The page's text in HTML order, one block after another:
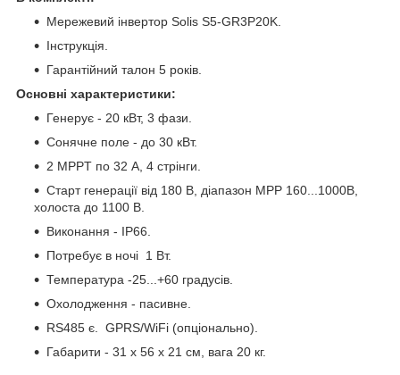
Мережевий інвертор Solis S5-GR3P20K.
Інструкція.
Гарантійний талон 5 років.
Основні характеристики:
Генерує - 20 кВт, 3 фази.
Сонячне поле - до 30 кВт.
2 MPPT по 32 А, 4 стрінги.
Старт генерації від 180 В, діапазон MPP 160...1000В,
холоста до 1100 В.
Виконання - IP66.
Потребує в ночі 1 Вт.
Температура -25...+60 градусів.
Охолодження - пасивне.
RS485 є. GPRS/WiFi (опціонально).
Габарити - 31 х 56 х 21 см, вага 20 кг.